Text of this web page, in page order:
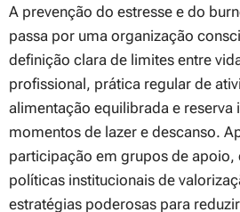
A prevenção do estresse e do
passa por uma organização
definição clara de limites entre
profissional, prática regular de
alimentação equilibrada e reserva
momentos de lazer e descanso.
participação em grupos de apoio,
políticas institucionais de
estratégias poderosas para